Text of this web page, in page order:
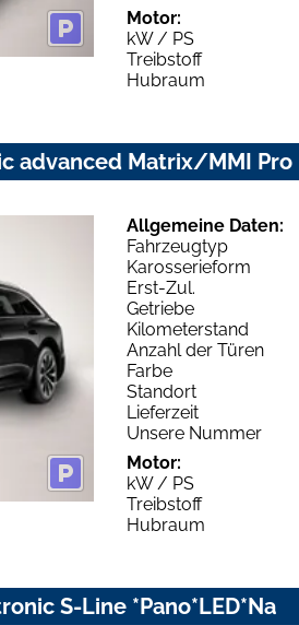
Motor:
kW / PS
Treibstoff
Hubraum
advanced Matrix/MMI Pro
Allgemeine Daten:
Fahrzeugtyp
Karosserieform
Erst-Zul.
Getriebe
Kilometerstand
Anzahl der Türen
Farbe
Standort
Lieferzeit
Unsere Nummer
Motor:
kW / PS
Treibstoff
Hubraum
S-Line *Pano*LED*Na